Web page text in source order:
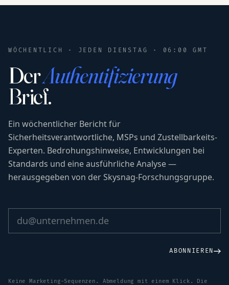
WÖCHENTLICH · JEDEN DIENSTAG · 06:00 GMT
DerAuthentifizierung
Brief.
Ein wöchentlicher Bericht für
Sicherheitsverantwortliche, MSPs und Zustellbarkeits-
Experten. Bedrohungshinweise, Entwicklungen bei
Standards und eine ausführliche Analyse —
herausgegeben von der Skysnag-Forschungsgruppe.
ABONNIEREN
Keine Marketing-Sequenzen. Abmeldung mit einem Klick. Die